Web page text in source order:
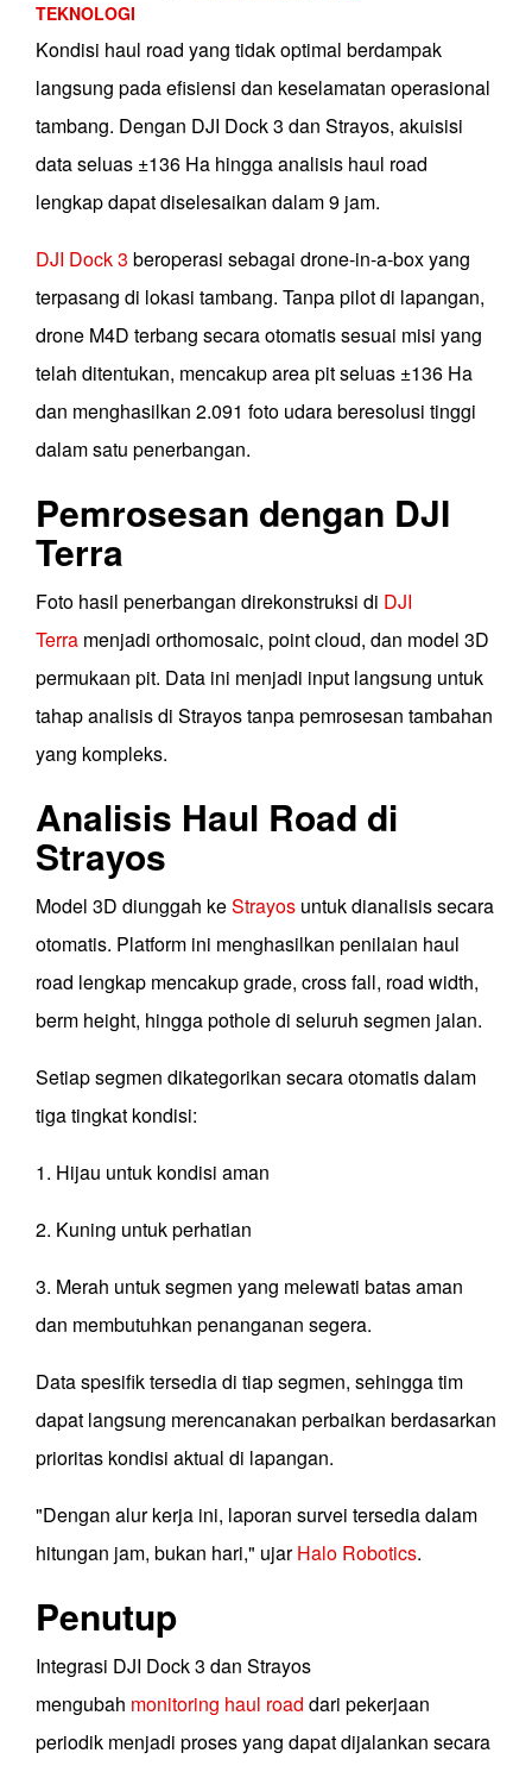
TEKNOLOGI
Kondisi haul road yang tidak optimal berdampak
langsung pada efisiensi dan keselamatan operasional
tambang. Dengan DJI Dock 3 dan Strayos, akuisisi
data seluas ±136 Ha hingga analisis haul road
lengkap dapat diselesaikan dalam 9 jam.
DJI Dock 3 beroperasi sebagai drone-in-a-box yang
terpasang di lokasi tambang. Tanpa pilot di lapangan,
drone M4D terbang secara otomatis sesuai misi yang
telah ditentukan, mencakup area pit seluas ±136 Ha
dan menghasilkan 2.091 foto udara beresolusi tinggi
dalam satu penerbangan.
Pemrosesan dengan DJI
Terra
Foto hasil penerbangan direkonstruksi di DJI
Terra menjadi orthomosaic, point cloud, dan model 3D
permukaan pit. Data ini menjadi input langsung untuk
tahap analisis di Strayos tanpa pemrosesan tambahan
yang kompleks.
Analisis Haul Road di
Strayos
Model 3D diunggah keStrayos untuk dianalisis secara
otomatis. Platform ini menghasilkan penilaian haul
road lengkap mencakup grade, cross fall, road width,
berm height, hingga pothole di seluruh segmen jalan.
Setiap segmen dikategorikan secara otomatis dalam
tiga tingkat kondisi:
1. Hijau untuk kondisi aman
2. Kuning untuk perhatian
3. Merah untuk segmen yang melewati batas aman
dan membutuhkan penanganan segera.
Data spesifik tersedia di tiap segmen, sehingga tim
dapat langsung merencanakan perbaikan berdasarkan
prioritas kondisi aktual di lapangan.
"Dengan alur kerja ini, laporan survei tersedia dalam
hitungan jam, bukan hari," ujarHalo Robotics.
Penutup
Integrasi DJI Dock 3 dan Strayos
mengubah monitoring haul road dari pekerjaan
periodik menjadi proses yang dapat dijalankan secara